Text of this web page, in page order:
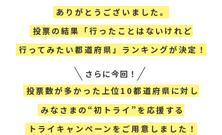
ありがとうございました。
投票の結果「行ったことはないけれど
行ってみたい都道府県」ランキングが決定！
さらに今回！
投票数が多かった上位10都道府県に対し
みなさまの“初トライ”を応援する
トライキャンペーンをご用意しました！